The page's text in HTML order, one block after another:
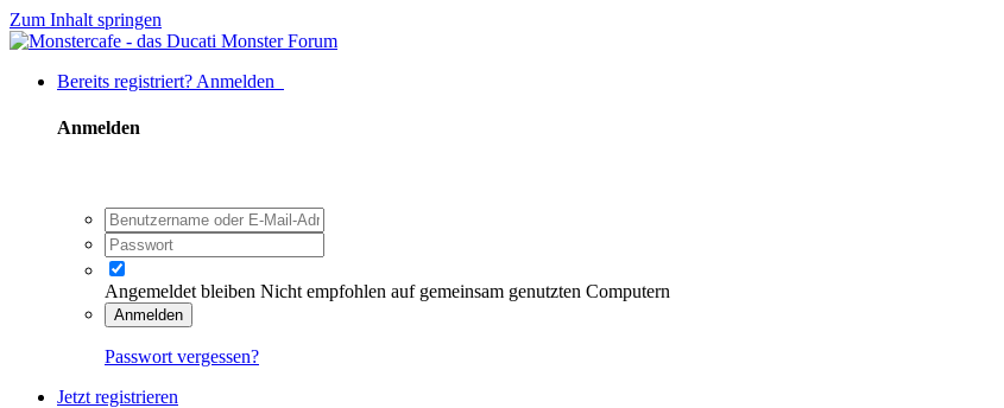
Zum Inhalt springen
Bereits registriert? Anmelden
Anmelden
Angemeldet bleiben Nicht empfohlen auf gemeinsam genutzten Computern
Anmelden
Passwort vergessen?
Jetzt registrieren